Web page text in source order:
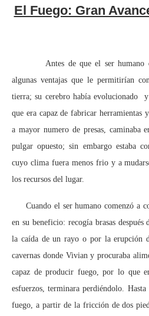
El Fuego: Gran
Antes de que el ser humano
algunas ventajas que le permitirían
tierra; su cerebro había evolucionado
que era capaz de fabricar herramientas
a mayor numero de presas, caminaba
pulgar opuesto; sin embargo estaba
cuyo clima fuera menos frio y a
los recursos del lugar.
Cuando el ser humano comenzó a
en su beneficio: recogía brasas
la caída de un rayo o por la erupción
cavernas donde Vivian y procuraba
capaz de producir fuego, por lo que
esfuerzos, terminara perdiéndolo.
fuego, a partir de la fricción de dos